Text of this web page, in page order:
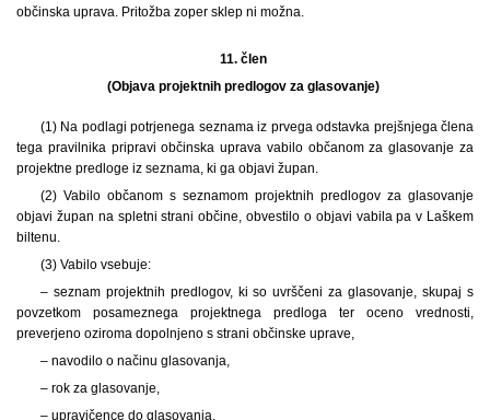
občinska uprava. Pritožba zoper sklep ni možna.
11. člen
(Objava projektnih predlogov za glasovanje)
(1) Na podlagi potrjenega seznama iz prvega odstavka prejšnjega člena
tega pravilnika pripravi občinska uprava vabilo občanom za glasovanje za
projektne predloge iz seznama, ki ga objavi župan.
(2) Vabilo občanom s seznamom projektnih predlogov za glasovanje
objavi župan na spletni strani občine, obvestilo o objavi vabila pa v Laškem
biltenu.
(3) Vabilo vsebuje:
– seznam projektnih predlogov, ki so uvrščeni za glasovanje, skupaj s
povzetkom posameznega projektnega predloga ter oceno vrednosti,
preverjeno oziroma dopolnjeno s strani občinske uprave,
– navodilo o načinu glasovanja,
– rok za glasovanje,
– upravičence do glasovanja,